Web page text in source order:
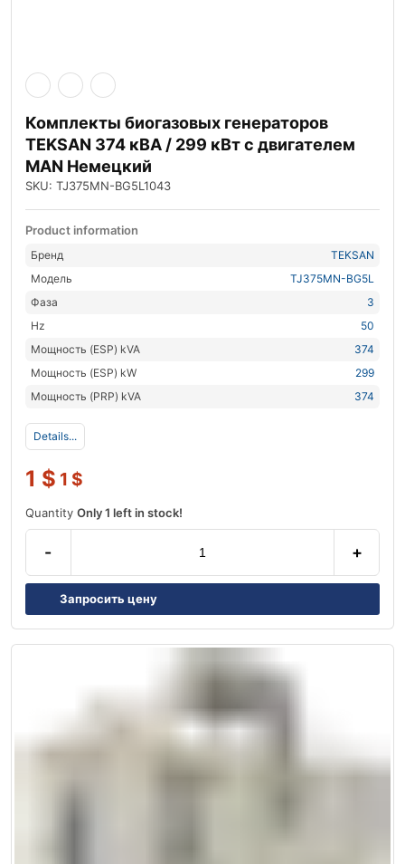
Комплекты биогазовых генераторов
TEKSAN 374 кВА / 299 кВт с двигателем
MAN Немецкий
SKU: TJ375MN-BG5L1043
Product information
Бренд
TEKSAN
Модель
TJ375MN-BG5L
Фаза
3
Hz
50
Мощность (ESP) kVA
374
Мощность (ESP) kW
299
Мощность (PRP) kVA
374
Details...
1 $ 1 $
Quantity Only 1 left in stock!
- +
Запросить цену